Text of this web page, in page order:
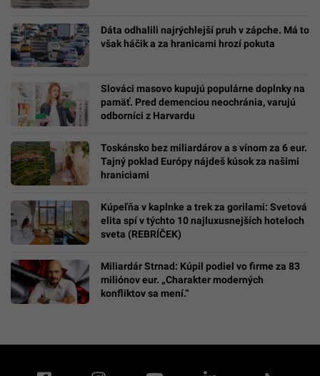
Dáta odhalili najrýchlejší pruh v zápche. Má to
však háčik a za hranicami hrozí pokuta
Slováci masovo kupujú populárne doplnky na
pamäť. Pred demenciou neochránia, varujú
odborníci z Harvardu
Toskánsko bez miliardárov a s vínom za 6 eur.
Tajný poklad Európy nájdeš kúsok za našimi
hraniciami
Kúpeľňa v kaplnke a trek za gorilami: Svetová
elita spí v týchto 10 najluxusnejších hoteloch
sveta (REBRÍČEK)
Miliardár Strnad: Kúpil podiel vo firme za 83
miliónov eur. „Charakter moderných
konfliktov sa mení.“